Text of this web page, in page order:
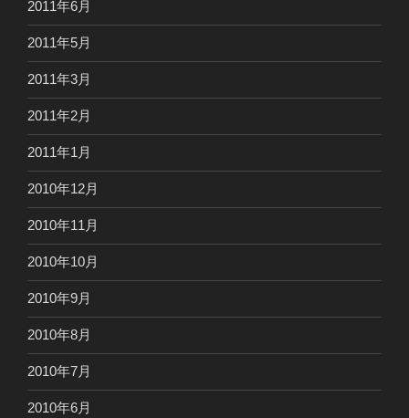
2011年6月
2011年5月
2011年3月
2011年2月
2011年1月
2010年12月
2010年11月
2010年10月
2010年9月
2010年8月
2010年7月
2010年6月